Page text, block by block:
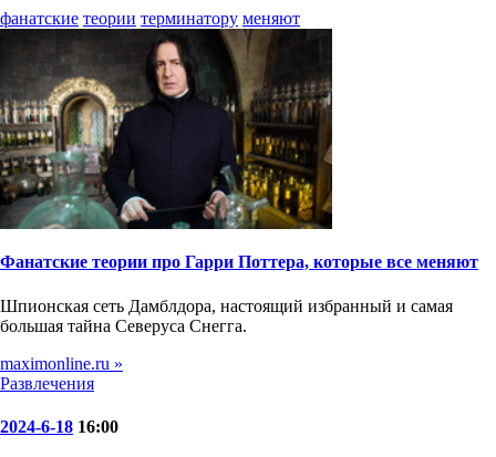
фанатские теории терминатору меняют
Фанатские теории про Гарри Поттера, которые все меняют
Шпионская сеть Дамблдора, настоящий избранный и самая
большая тайна Северуса Снегга.
maximonline.ru »
Развлечения
2024-6-18 16:00